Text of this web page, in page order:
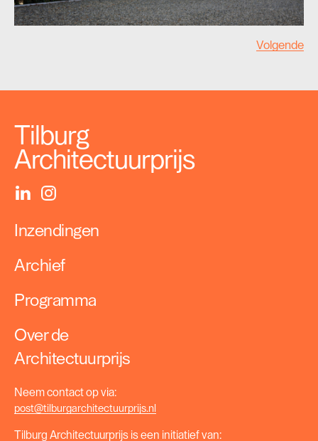
Volgende
Tilburg
Architectuurprijs
Inzendingen
Archief
Programma
Over de
Architectuurprijs
Neem contact op via:
post@tilburgarchitectuurprijs.nl
Tilburg Architectuurprijs is een initiatief van: